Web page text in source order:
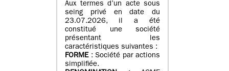
Aux termes d’un acte sous
seing privé en date du
23.07.2026, il a été
constitué une société
présentant les
caractéristiques suivantes :
FORME: Société par actions
simplifiée.